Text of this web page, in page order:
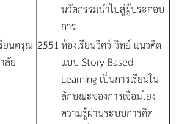
นวัตกรรมนำไปสู่ผู้ประกอบ
การ
รียนดรุณ
ลัย
2551ห้องเรียนวิศว์-วิทย์ แนวคิด
แบบ Story Based
Learning เป็นการเรียนใน
ลักษณะของการเชื่อมโยง
ความรู้ผ่านระบบการคิด